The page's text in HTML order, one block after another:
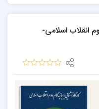
انقلاب اسلامی-